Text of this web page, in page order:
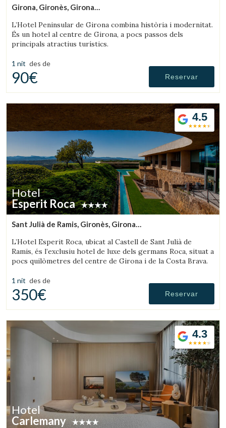
Girona, Gironès, Girona
L’Hotel Peninsular de Girona combina història i modernitat.
És un hotel al centre de Girona, a pocs passos dels
principals atractius turístics.
1 nit des de
90€ Reservar
4.5
Hotel
Esperit Roca
Sant Julià de Ramis, Gironès, Girona
L’Hotel Esperit Roca, ubicat al Castell de Sant Julià de
Ramis, és l’exclusiu hotel de luxe dels germans Roca, situat a
pocs quilòmetres del centre de Girona i de la Costa Brava.
1 nit des de
350€ Reservar
4.3
Hotel
Carlemany